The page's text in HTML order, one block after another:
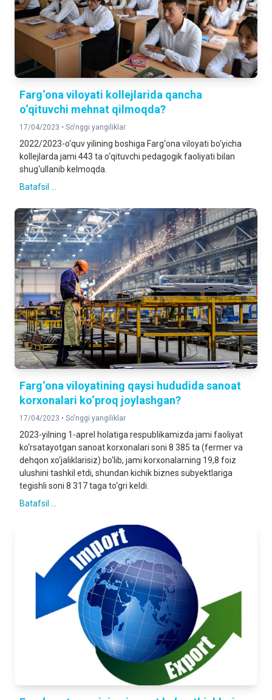
Farg‘ona viloyati kollejlarida qancha
o‘qituvchi mehnat qilmoqda?
17/04/2023 • So'nggi yangiliklar
2022/2023-o‘quv yilining boshiga Farg‘ona viloyati bo‘yicha
kollejlarda jami 443 ta o‘qituvchi pedagogik faoliyati bilan
shug‘ullanib kelmoqda.
Batafsil ...
Farg‘ona viloyatining qaysi hududida sanoat
korxonalari ko‘proq joylashgan?
17/04/2023 • So'nggi yangiliklar
2023-yilning 1-aprel holatiga respublikamizda jami faoliyat
ko‘rsatayotgan sanoat korxonalari soni 8 385 ta (fermer va
dehqon xo‘jaliklarisiz) bo‘lib, jami korxonalarning 19,8 foiz
ulushini tashkil etdi, shundan kichik biznes subyektlariga
tegishli soni 8 317 taga to‘gri keldi.
Batafsil ...